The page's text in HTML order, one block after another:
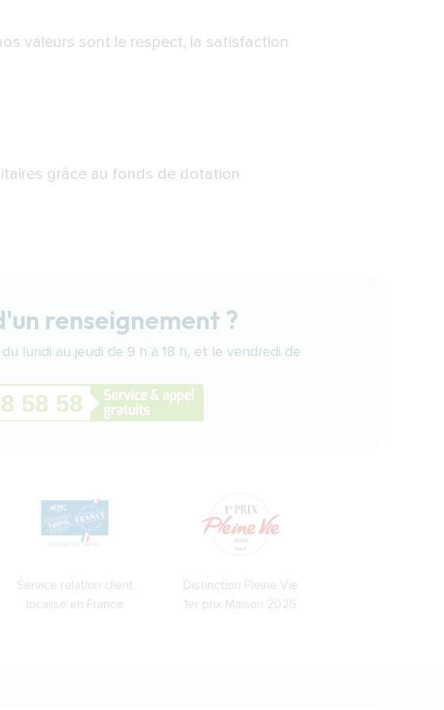
valeurs sont le respect, la satisfaction
grâce au fonds de dotation
renseignement ?
lundi au jeudi de 9 h à 18 h, et le vendredi de
Service relation client
localisé en France
Distinction Pleine Vie
1er prix Maison 2026